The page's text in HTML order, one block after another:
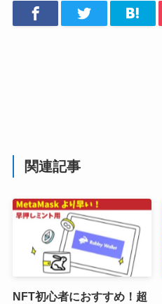
関連記事
NFT初心者におすすめ！超